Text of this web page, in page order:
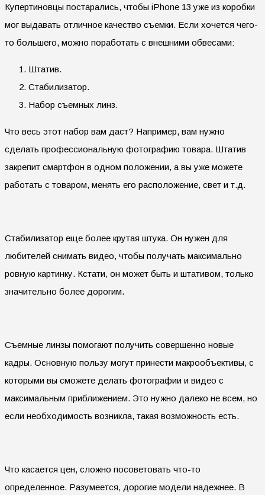
Купертиновцы постарались, чтобы iPhone 13 уже из коробки
мог выдавать отличное качество съемки. Если хочется чего-
то большего, можно поработать с внешними обвесами:
Штатив.
Стабилизатор.
Набор съемных линз.
Что весь этот набор вам даст? Например, вам нужно
сделать профессиональную фотографию товара. Штатив
закрепит смартфон в одном положении, а вы уже можете
работать с товаром, менять его расположение, свет и т.д.
Стабилизатор еще более крутая штука. Он нужен для
любителей снимать видео, чтобы получать максимально
ровную картинку. Кстати, он может быть и штативом, только
значительно более дорогим.
Съемные линзы помогают получить совершенно новые
кадры. Основную пользу могут принести макрообъективы, с
которыми вы сможете делать фотографии и видео с
максимальным приближением. Это нужно далеко не всем, но
если необходимость возникла, такая возможность есть.
Что касается цен, сложно посоветовать что-то
определенное. Разумеется, дорогие модели надежнее. В